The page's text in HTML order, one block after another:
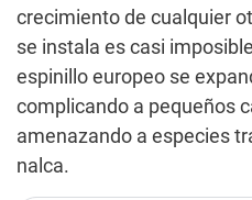
crecimiento de cualquier
se instala es casi
espinillo europeo se
complicando a pequeños
amenazando a especies
nalca.